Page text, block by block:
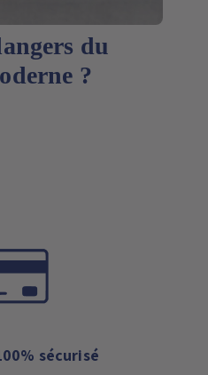
du
?
sécurisé